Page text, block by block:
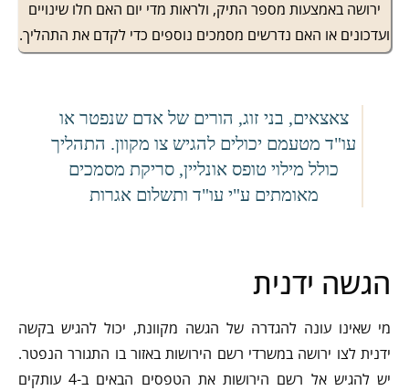
ירושה באמצעות מספר התיק, ולראות מדי יום האם חלו שינויים
ועדכונים או האם נדרשים מסמכים נוספים כדי לקדם את התהליך.
צאצאים, בני זוג, הורים של אדם שנפטר או
עו"ד מטעמם יכולים להגיש צו מקוון. התהליך
כולל מילוי טופס אונליין, סריקת מסמכים
מאומתים ע"י עו"ד ותשלום אגרות
הגשה ידנית
מי שאינו עונה להגדרה של הגשה מקוונת, יכול להגיש בקשה
ידנית לצו ירושה במשרדי רשם הירושות באזור בו התגורר הנפטר.
יש להגיש אל רשם הירושות את הטפסים הבאים ב-4 עותקים